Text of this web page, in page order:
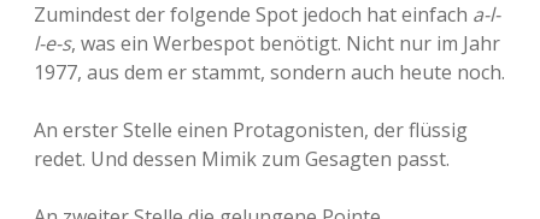
Zumindest der folgende Spot jedoch hat einfach a-l-
l-e-s, was ein Werbespot benötigt. Nicht nur im Jahr
1977, aus dem er stammt, sondern auch heute noch.
An erster Stelle einen Protagonisten, der flüssig
redet. Und dessen Mimik zum Gesagten passt.